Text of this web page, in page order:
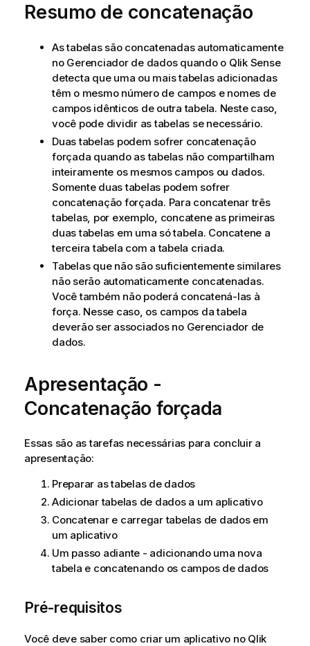
Resumo de concatenação
As tabelas são concatenadas automaticamente
no Gerenciador de dadosquando o Qlik Sense
detecta que uma ou mais tabelas adicionadas
têm o mesmo número de campos e nomes de
campos idênticos de outra tabela. Neste caso,
você pode dividir as tabelas se necessário.
Duas tabelas podem sofrer concatenação
forçada quando as tabelas não compartilham
inteiramente os mesmos campos ou dados.
Somente duas tabelas podem sofrer
concatenação forçada. Para concatenar três
tabelas, por exemplo, concatene as primeiras
duas tabelas em uma só tabela. Concatene a
terceira tabela com a tabela criada.
Tabelas que não são suficientemente similares
não serão automaticamente concatenadas.
Você também não poderá concatená-las à
força. Nesse caso, os campos da tabela
deverão ser associados no Gerenciador de
dados.
Apresentação -
Concatenação forçada
Essas são as tarefas necessárias para concluir a
apresentação:
Preparar as tabelas de dados
Adicionar tabelas de dados a um aplicativo
Concatenar e carregar tabelas de dados em
um aplicativo
Um passo adiante - adicionando uma nova
tabela e concatenando os campos de dados
Pré-requisitos
Você deve saber como criar um aplicativo no Qlik